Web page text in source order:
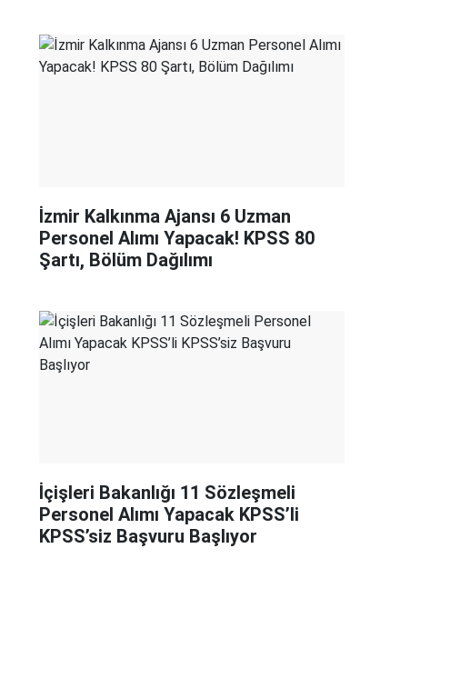
İzmir Kalkınma Ajansı 6 Uzman
Personel Alımı Yapacak! KPSS 80
Şartı, Bölüm Dağılımı
İçişleri Bakanlığı 11 Sözleşmeli
Personel Alımı Yapacak KPSS’li
KPSS’siz Başvuru Başlıyor